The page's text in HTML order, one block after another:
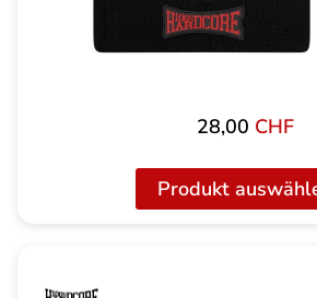
28,00 CHF
Produkt